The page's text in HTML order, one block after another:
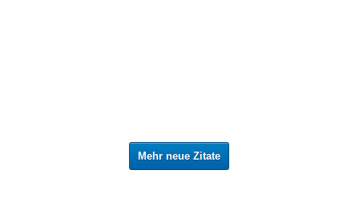
Mehr neue Zitate